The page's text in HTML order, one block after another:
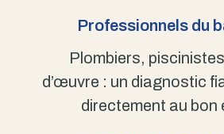
Professionnels du
Plombiers,
d’œuvre : un diagnostic
directement au bon